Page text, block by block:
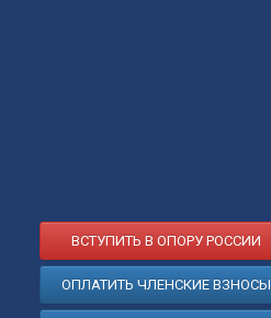
ВСТУПИТЬ В ОПОРУ РОССИИ
ОПЛАТИТЬ ЧЛЕНСКИЕ ВЗНОСЫ